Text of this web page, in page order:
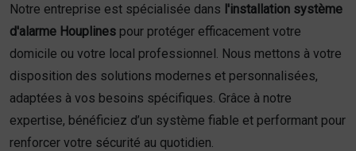
Notre entreprise est spécialisée dans l'installation système
d'alarme Houplines pour protéger efficacement votre
domicile ou votre local professionnel. Nous mettons à votre
disposition des solutions modernes et personnalisées,
adaptées à vos besoins spécifiques. Grâce à notre
expertise, bénéficiez d’un système fiable et performant pour
renforcer votre sécurité au quotidien.